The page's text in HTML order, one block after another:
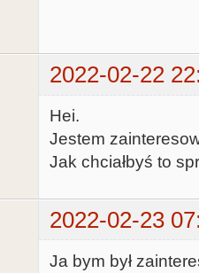
2022-02-22
Hei.
Jestem
Jak chciałbyś to
2022-02-23
Ja bym był